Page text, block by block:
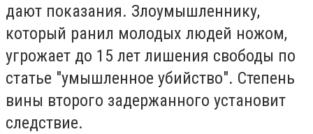
дают показания. Злоумышленнику,
который ранил молодых людей ножом,
угрожает до 15 лет лишения свободы по
статье "умышленное убийство". Степень
вины второго задержанного установит
следствие.